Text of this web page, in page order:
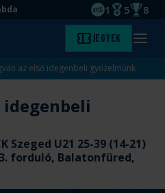
EHF
1
Magyar
5 8
Jegyek Menü
az első idegenbeli győzelmünk
idegenbeli
Szeged U21 25-39 (14-21)
forduló, Balatonfüred,